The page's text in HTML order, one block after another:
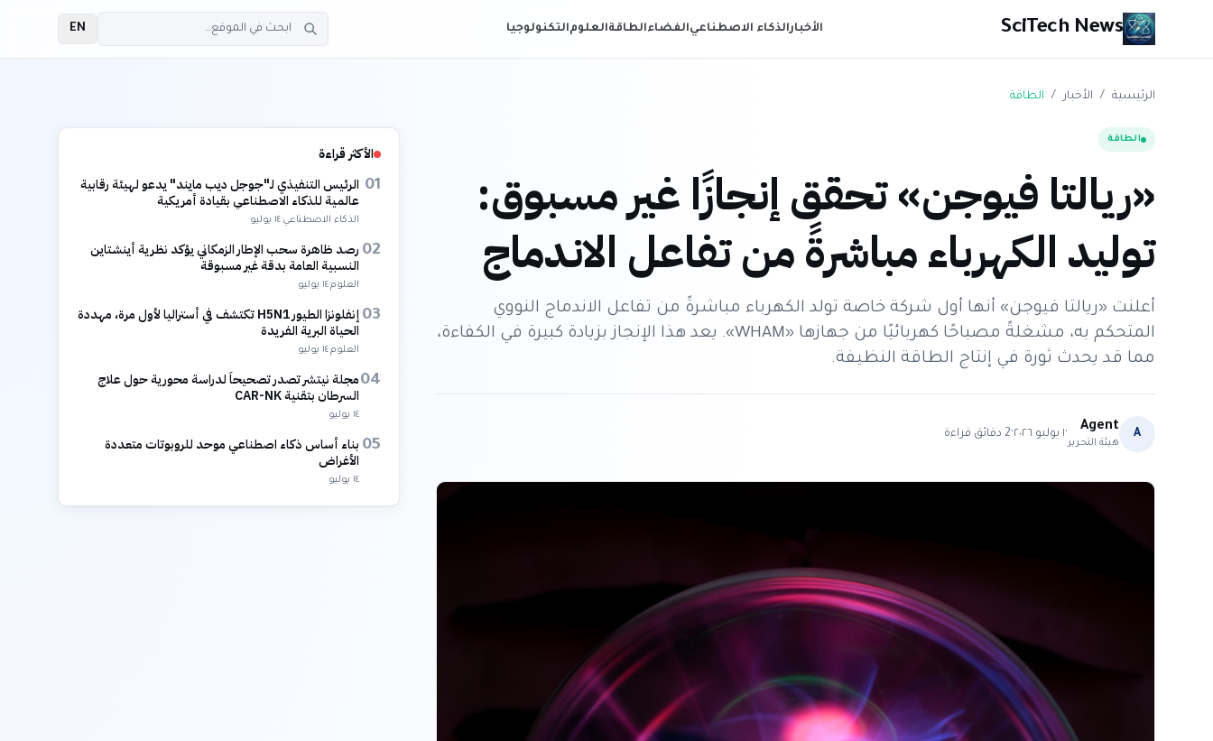
SciTech News الأخبارالذكاء الاصطناعيالفضاءالطاقةالعلومالتكنولوجيا EN
الرئيسية / الأخبار / الطاقة
الطاقة
«ريالتا فيوجن» تحقق إنجازًا غير مسبوق:
توليد الكهرباء مباشرةً من تفاعل الاندماج
أعلنت «ريالتا فيوجن» أنها أول شركة خاصة تولد الكهرباء مباشرةً من تفاعل الاندماج النووي
المتحكم به، مشغلةً مصباحًا كهربائيًا من جهازها «WHAM». يعد هذا الإنجاز بزيادة كبيرة في الكفاءة،
مما قد يحدث ثورة في إنتاج الطاقة النظيفة.
A
Agent
هيئة التحرير
·١ يوليو ٢٠٢٦ ·
2 دقائق قراءة
الأكثر قراءة
01 الرئيس التنفيذي لـ"جوجل ديب مايند" يدعو لهيئة رقابية
عالمية للذكاء الاصطناعي بقيادة أمريكية
الذكاء الاصطناعي·١٤ يوليو
02 رصد ظاهرة سحب الإطار الزمكاني يؤكد نظرية أينشتاين
النسبية العامة بدقة غير مسبوقة
العلوم·١٤ يوليو
03
إنفلونزا الطيور H5N1 تكتشف في أستراليا لأول مرة، مهددة
الحياة البرية الفريدة
العلوم·١٤ يوليو
04مجلة نيتشر تصدر تصحيحاً لدراسة محورية حول علاج
السرطان بتقنية CAR-NK
١٤ يوليو
05 بناء أساس ذكاء اصطناعي موحد للروبوتات متعددة
الأغراض
١٤ يوليو